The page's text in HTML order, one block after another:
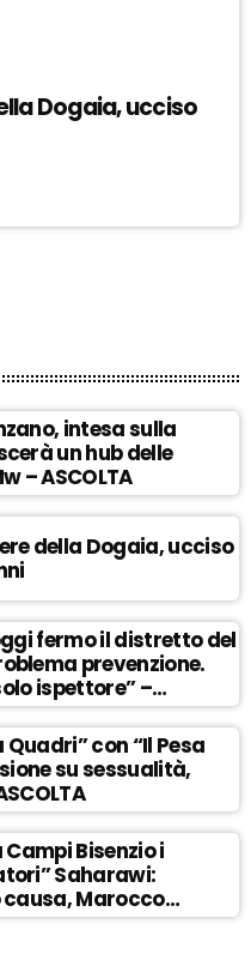
Dogaia, ucciso
intesa sulla
un hub delle
– ASCOLTA
della Dogaia, ucciso
fermo il distretto del
prevenzione.
ispettore” –
con “Il Pesa
su sessualità,
Campi Bisenzio i
Saharawi:
causa, Marocco
– ASCOLTA